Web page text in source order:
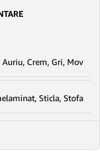
Auriu, Crem, Gri, Mov
, Sticla, Stofa